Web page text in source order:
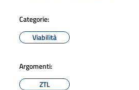
Categorie:
Viabilità
Argomenti:
ZTL